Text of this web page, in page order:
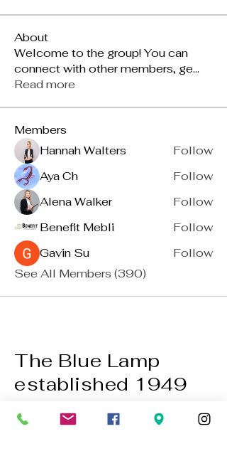
About
Welcome to the group! You can
connect with other members, ge...
Read more
Members
Hannah Walters
Follow
Aya Ch
Follow
Alena Walker
Follow
Benefit Mebli
Follow
Gavin Su
Follow
See All Members (390)
The Blue Lamp
established 1949
BACK TO TOP